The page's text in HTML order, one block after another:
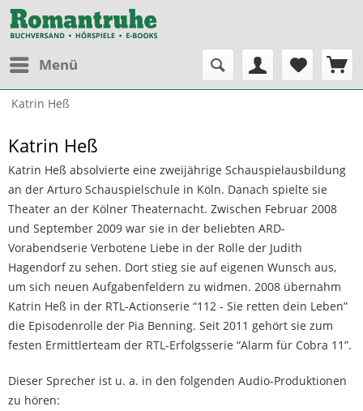
Menü
Katrin Heß
Katrin Heß
Katrin Heß absolvierte eine zweijährige Schauspielausbildung
an der Arturo Schauspielschule in Köln. Danach spielte sie
Theater an der Kölner Theaternacht. Zwischen Februar 2008
und September 2009 war sie in der beliebten ARD-
Vorabendserie Verbotene Liebe in der Rolle der Judith
Hagendorf zu sehen. Dort stieg sie auf eigenen Wunsch aus,
um sich neuen Aufgabenfeldern zu widmen. 2008 übernahm
Katrin Heß in der RTL-Actionserie “112 - Sie retten dein Leben”
die Episodenrolle der Pia Benning. Seit 2011 gehört sie zum
festen Ermittlerteam der RTL-Erfolgsserie “Alarm für Cobra 11”.
Dieser Sprecher ist u. a. in den folgenden Audio-Produktionen
zu hören: